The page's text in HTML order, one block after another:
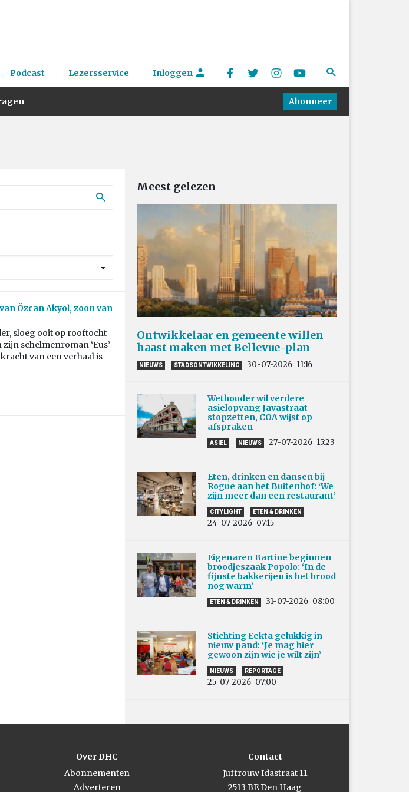
Podcast Lezersservice Inloggen
Abonneer
Özcan Akyol, zoon van
sloeg ooit op rooftocht
schelmenroman ‘Eus’
van een verhaal is
Meest gelezen
Ontwikkelaar en gemeente willen
haast maken met Bellevue-plan
NIEUWS STADSONTWIKKELING 30-07-2026 11:16
Wethouder wil verdere
asielopvang Javastraat
stopzetten, COA wijst op
afspraken
ASIEL NIEUWS 27-07-2026 15:23
Eten, drinken en dansen bij
Rogue aan het Buitenhof: ‘We
zijn meer dan een restaurant’
CITYLIGHT ETEN & DRINKEN
24-07-2026 07:15
Eigenaren Bartine beginnen
broodjeszaak Popolo: ‘In de
fijnste bakkerijen is het brood
nog warm’
ETEN & DRINKEN 31-07-2026 08:00
Stichting Eekta gelukkig in
nieuw pand: ‘Je mag hier
gewoon zijn wie je wilt zijn’
NIEUWS REPORTAGE
25-07-2026 07:00
Over DHC
Abonnementen
Adverteren
Contact
Juffrouw Idastraat 11
2513 BE Den Haag